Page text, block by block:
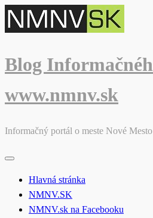
Skip
to
Blog
www.nmnv.sk
Informačný portál o meste Nové
Hlavná stránka
NMNV.SK
NMNV.sk na Facebooku